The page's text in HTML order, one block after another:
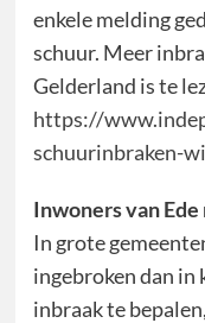
enkele melding
schuur. Meer
Gelderland is te
https://
schuurinbraken-
Inwoners van
In grote
ingebroken dan in
inbraak te